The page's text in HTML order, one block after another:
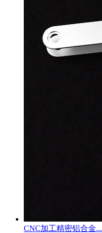
CNC加工精密铝合金...